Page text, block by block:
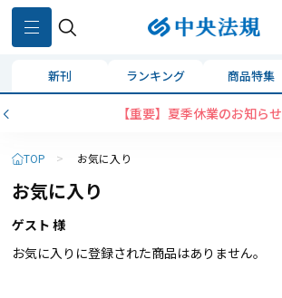
新刊 ランキング 商品特集
【重要】夏季休業のお知らせ
TOP > お気に入り
お気に入り
ゲスト 様
お気に入りに登録された商品はありません。